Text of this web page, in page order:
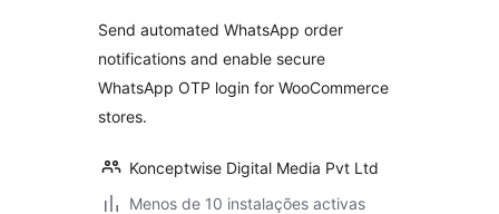
Send automated WhatsApp order
notifications and enable secure
WhatsApp OTP login for WooCommerce
stores.
Konceptwise Digital Media Pvt Ltd
Menos de 10 instalações activas